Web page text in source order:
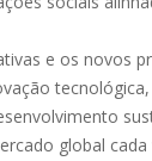
e os novos
global